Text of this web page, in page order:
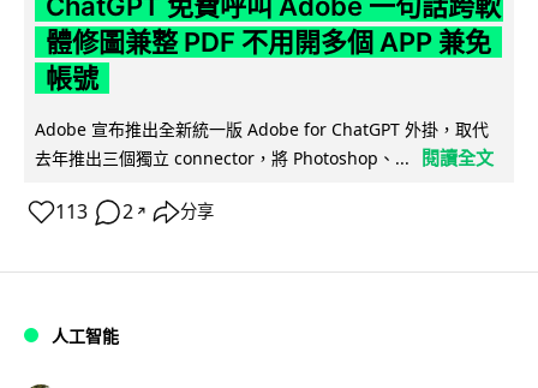
ChatGPT 免費呼叫 Adobe 一句話跨軟
體修圖兼整 PDF 不用開多個 APP 兼免
帳號
Adobe 宣布推出全新統一版 Adobe for ChatGPT 外掛，取代
去年推出三個獨立 connector，將 Photoshop、...
閱讀全文
113 2 ↗ 分享
人工智能